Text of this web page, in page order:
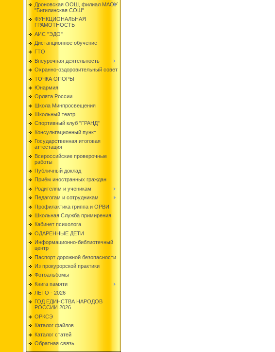
Дроновская ООШ, филиал МАОУ
"Бигилинская СОШ"
ФУНКЦИОНАЛЬНАЯ
ГРАМОТНОСТЬ
АИС "ЭДО"
Дистанционное обучение
ГТО
Внеурочная деятельность
Охранно-оздоровительный совет
ТОЧКА ОПОРЫ
Юнармия
Орлята России
Школа Минпросвещения
Школьный театр
Спортивный клуб "ГРАНД"
Консультационный пункт
Государственная итоговая
аттестация
Всероссийские проверочные
работы
Публичный доклад
Приём иностранных граждан
Родителям и ученикам
Педагогам и сотрудникам
Профилактика гриппа и ОРВИ
Школьная Служба примирения
Кабинет психолога
ОДАРЕННЫЕ ДЕТИ
Информационно-библиотечный
центр
Паспорт дорожной безопасности
Из прокурорской практики
Фотоальбомы
Книга памяти
ЛЕТО - 2026
ГОД ЕДИНСТВА НАРОДОВ
РОССИИ 2026
ОРКСЭ
Каталог файлов
Каталог статей
Обратная связь